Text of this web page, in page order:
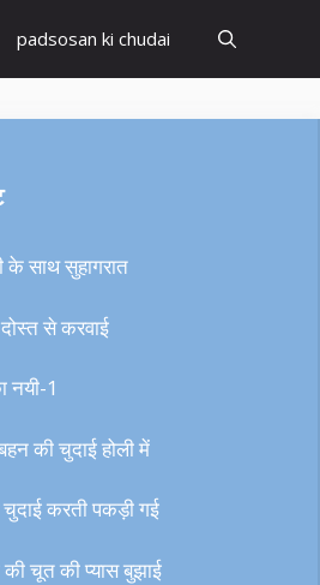
padsosan ki chudai
के साथ सुहागरात
से करवाई
नयी-1
की चुदाई होली में
चुदाई करती पकड़ी गई
की चूत की प्यास बुझाई